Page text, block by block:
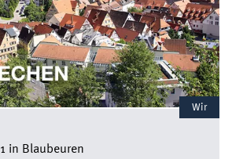
Wir
in Blaubeuren